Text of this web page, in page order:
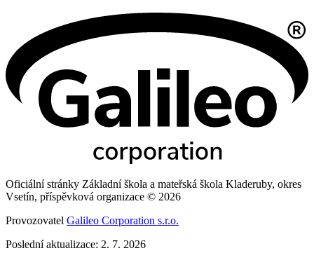
Oficiální stránky Základní škola a mateřská škola Kladeruby, okres
Vsetín, příspěvková organizace © 2026
Provozovatel Galileo Corporation s.r.o.
Poslední aktualizace: 2. 7. 2026